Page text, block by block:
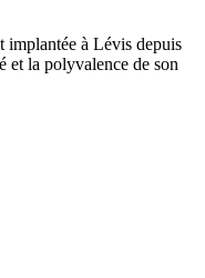
implantée à Lévis depuis
et la polyvalence de son